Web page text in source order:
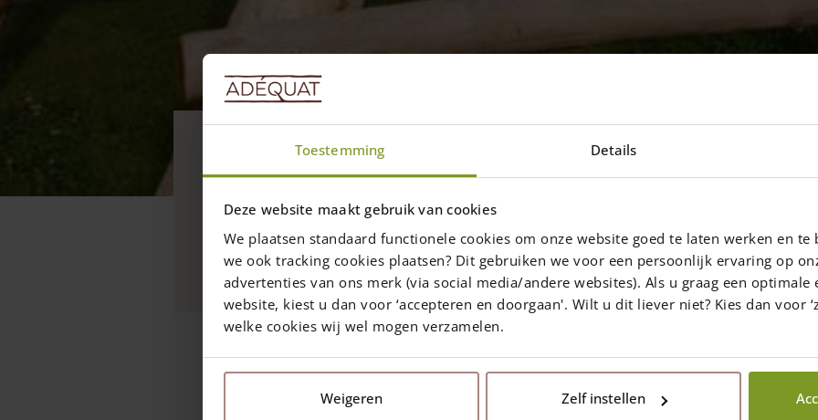
Toestemming Details
Deze website maakt gebruik van cookies
We plaatsen standaard functionele cookies om onze website goed te laten werken en
we ook tracking cookies plaatsen? Dit gebruiken we voor een persoonlijk ervaring op
advertenties van ons merk (via social media/andere websites). Als u graag een
website, kiest u dan voor ‘accepteren en doorgaan'. Wilt u dit liever niet? Kies dan voor
welke cookies wij wel mogen verzamelen.
Weigeren Zelf instellen
Équipement aire de jeux
Les poteaux en châtaignier sont appropriés pour construire des
équipements d’aires de jeux tels que balançoires ou des bacs à
sable. C'est joli, ludique et...
Share the page